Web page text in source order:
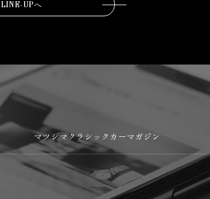
LINE-UPへ
マツシマクラシックカーマガジン